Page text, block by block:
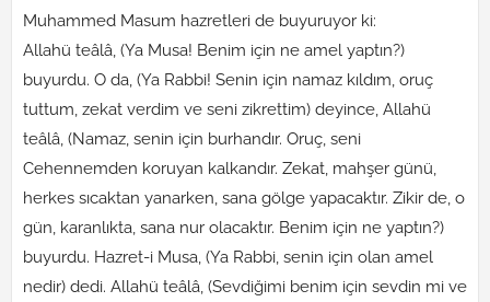
Muhammed Masum hazretleri de buyuruyor ki:
Allahü teâlâ, (Ya Musa! Benim için ne amel yaptın?)
buyurdu. O da, (Ya Rabbi! Senin için namaz kıldım, oruç
tuttum, zekat verdim ve seni zikrettim) deyince, Allahü
teâlâ, (Namaz, senin için burhandır. Oruç, seni
Cehennemden koruyan kalkandır. Zekat, mahşer günü,
herkes sıcaktan yanarken, sana gölge yapacaktır. Zikir de, o
gün, karanlıkta, sana nur olacaktır. Benim için ne yaptın?)
buyurdu. Hazret-i Musa, (Ya Rabbi, senin için olan amel
nedir) dedi. Allahü teâlâ, (Sevdiğimi benim için sevdin mi ve